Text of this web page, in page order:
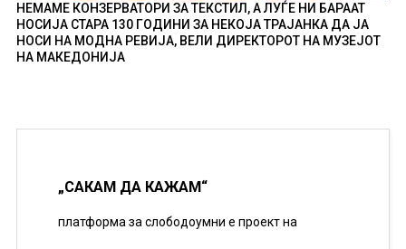
НЕМАМЕ КОНЗЕРВАТОРИ ЗА ТЕКСТИЛ, А ЛУЃЕ НИ БАРААТ
НОСИЈА СТАРА 130 ГОДИНИ ЗА НЕКОЈА ТРАЈАНКА ДА ЈА
НОСИ НА МОДНА РЕВИЈА, ВЕЛИ ДИРЕКТОРОТ НА МУЗЕЈОТ
НА МАКЕДОНИЈА
„САКАМ ДА КАЖАМ“
платформа за слободоумни е проект на